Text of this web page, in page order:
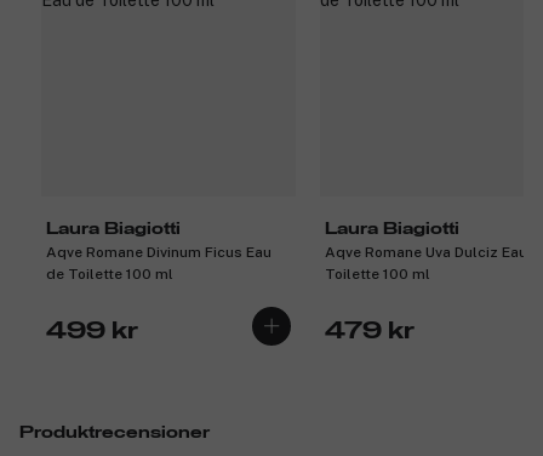
Laura Biagiotti
Aqve Romane Divinum Ficus Eau
de Toilette 100 ml
499 kr
Laura Biagiotti
Aqve Romane Uva Dulciz Eau
Toilette 100 ml
479 kr
Produktrecensioner